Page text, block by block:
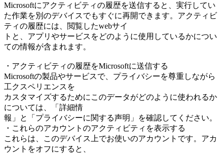
Microsoftにアクティビティの履歴を送信すると、実行してい
た作業を別のデバイスでもすぐに再開できます。アクティビ
ティの履歴には、閲覧したwebサイ
トと、アプリやサービスをどのように使用しているかについ
ての情報が含まれます。
・アクティビティの履歴をMicrosoftに送信する
Microsoftの製品やサービスで、プライバシーを尊重しながら
工クスペリエンスを
カスタマイズするためにこのデータがどのように使われるか
については、「詳細情
報」と「プライバシーに関する声明」を確認してください。
・これらのアカウントのアクティビティを表示する
これらは、このデバイス上でお使いのアカウントです。アカ
ウントをオフにすると、